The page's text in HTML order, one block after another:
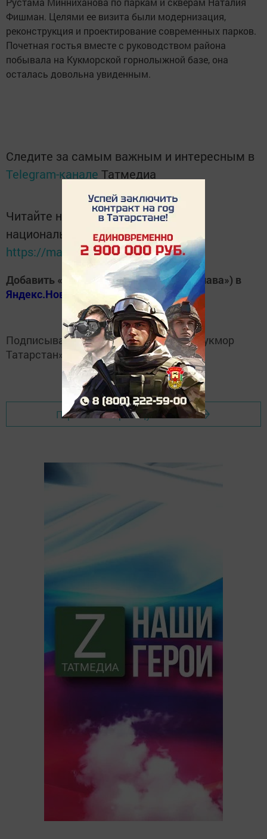
Фишман. Целями ее визита были модернизация,
реконструкция и проектирование современных парков.
Почетная гостья вместе с руководством района
побывала на Кукморской горнолыжной базе, она
осталась довольна увиденным.
Следите за самым важным и интересным в
Telegram-канале Татмедиа
Читайте новости Татарстана в
национальном мессенджере MАХ:
https://max.ru/tatmedia
Добавить «Хезмэт даны» («Трудовая слава») в
Яндекс.Новости
Подписывайтесь наTelegram-канал«Кукмор
Татарстан»
Перейти на страницу новости